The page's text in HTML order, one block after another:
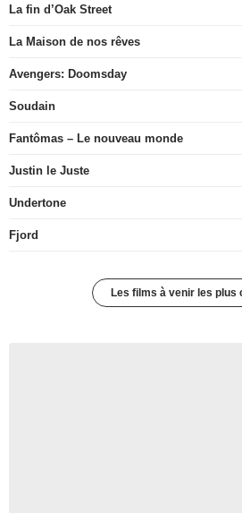
La fin d’Oak Street
La Maison de nos rêves
Avengers: Doomsday
Soudain
Fantômas – Le nouveau monde
Justin le Juste
Undertone
Fjord
Les films à venir les plus